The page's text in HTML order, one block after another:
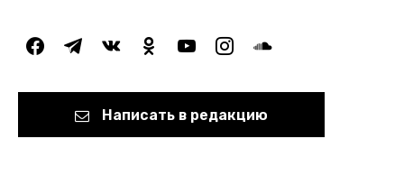
facebooktelegramvkontakteodnoklassniki
youtubeinstagramsoundcloud
Написать в редакцию